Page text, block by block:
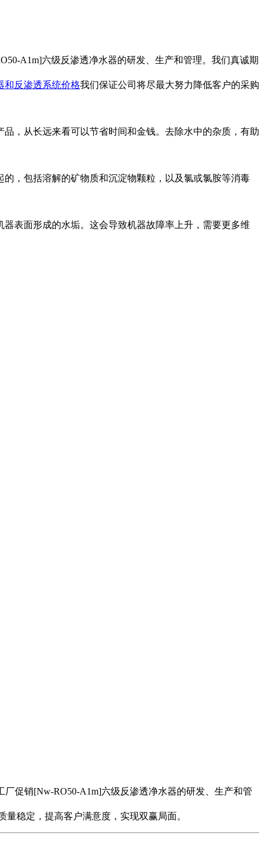
A1m]六级反渗透净水器的研发、生产和管理。我们真诚期
和反渗透系统价格我们保证公司将尽最大努力降低客户的采购
，从长远来看可以节省时间和金钱。去除水中的杂质，有助
，包括溶解的矿物质和沉淀物颗粒，以及氯或氯胺等消毒
表面形成的水垢。这会导致机器故障率上升，需要更多维
促销[Nw-RO50-A1m]六级反渗透净水器的研发、生产和管
稳定，提高客户满意度，实现双赢局面。